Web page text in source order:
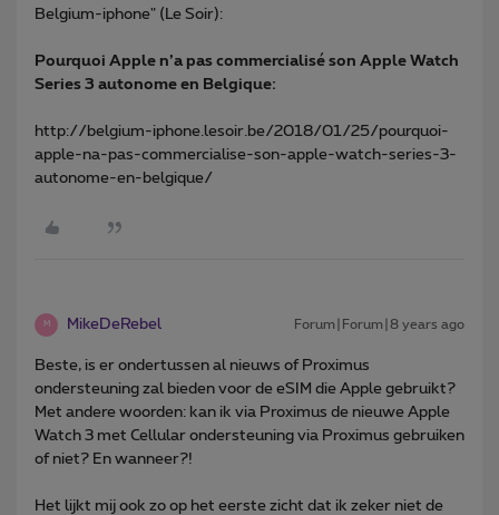
Belgium-iphone" (Le Soir):
Pourquoi Apple n’a pas commercialisé son Apple Watch
Series 3 autonome en Belgique:
http://belgium-iphone.lesoir.be/2018/01/25/pourquoi-
apple-na-pas-commercialise-son-apple-watch-series-3-
autonome-en-belgique/
M MikeDeRebel Forum|Forum|8 years ago
Beste, is er ondertussen al nieuws of Proximus
ondersteuning zal bieden voor de eSIM die Apple gebruikt?
Met andere woorden: kan ik via Proximus de nieuwe Apple
Watch 3 met Cellular ondersteuning via Proximus gebruiken
of niet? En wanneer?!
Het lijkt mij ook zo op het eerste zicht dat ik zeker niet de